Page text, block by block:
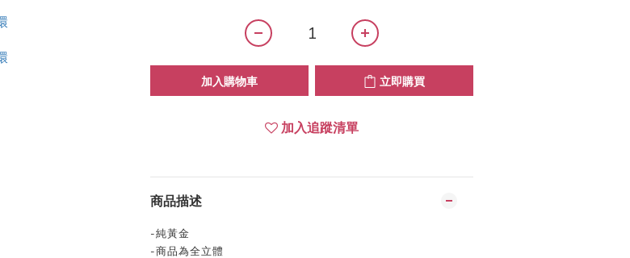
加入購物車 立即購買
加入追蹤清單
商品描述
-純黃金
-商品為全立體